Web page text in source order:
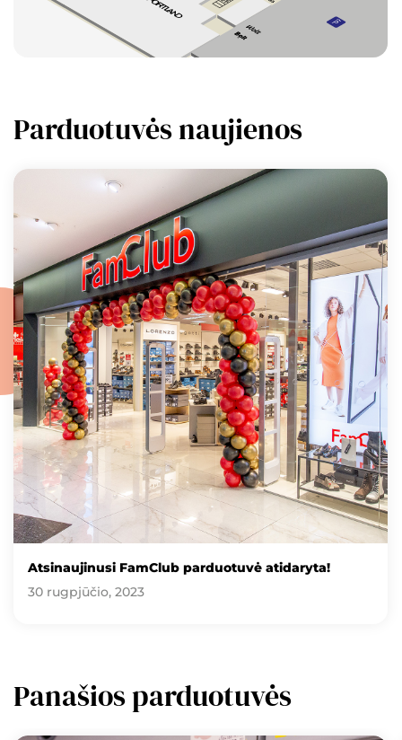
Parduotuvės naujienos
Atsinaujinusi FamClub parduotuvė atidaryta!
30 rugpjūčio, 2023
Panašios parduotuvės